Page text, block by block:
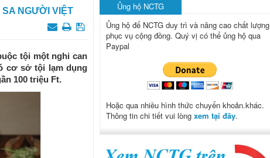
NGƯỜI VIỆT
tội một nghi can
cơ sở tội lạm dụng
100 triệu Ft.
Ủng hộ NCTG
Ủng hộ để NCTG duy trì và nâng cao chất lượng
phục vụ cộng đồng. Quý vị có thể ủng hộ qua
Paypal
Hoặc qua nhiều hình thức chuyển khoản.khác.
Thông tin chi tiết vui lòng xem tại đây.